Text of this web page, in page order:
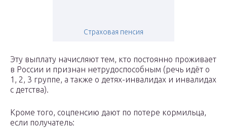
Страховая пенсия
Эту выплату начисляют тем, кто постоянно проживает
в России и признан нетрудоспособным (речь идёт о
1, 2, 3 группе, а также о детях-инвалидах и инвалидах
с детства).
Кроме того, соцпенсию дают по потере кормильца,
если получатель: